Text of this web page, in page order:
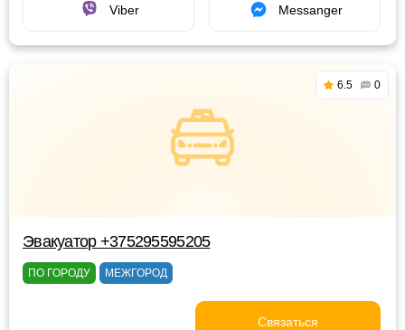
Viber Messanger
6.5 0
Эвакуатор +375295595205
ПО ГОРОДУ МЕЖГОРОД
Связаться